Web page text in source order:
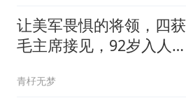
让美军畏惧的将领，四获
毛主席接见，92岁入人民
青杍无梦